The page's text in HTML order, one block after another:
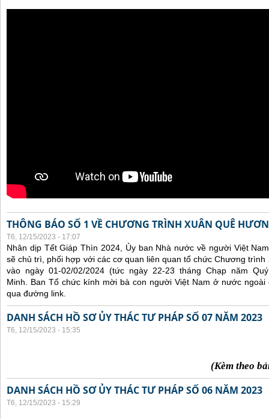
THÔNG BÁO SỐ 1 VỀ CHƯƠNG TRÌNH XUÂN QUÊ
T6, 12/15/2023 - 17:07
Nhân dịp Tết Giáp Thìn 2024, Ủy ban Nhà nước về người Việt
sẽ chủ trì, phối hợp với các cơ quan liên quan tổ chức Chương
vào ngày 01-02/02/2024 (tức ngày 22-23 tháng Chạp năm
Minh. Ban Tổ chức kính mời bà con người Việt Nam ở nước
qua đường link.
DANH SÁCH HỒ SƠ ỦY THÁC TƯ PHÁP SỐ 07 NĂM 2023
T6, 12/15/2023 - 15:35
(Kèm theo
DANH SÁCH HỒ SƠ ỦY THÁC TƯ PHÁP SỐ 06 NĂM 2023
T6, 12/15/2023 - 15:29